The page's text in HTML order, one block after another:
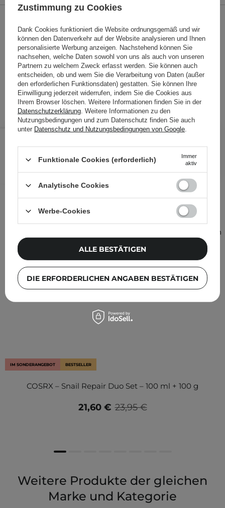
11,99 € /Stk.
IN DEN WARENKORB
Feuchtigkeitsspendende Schneckenschleim Essenz
11,99 €/100 ml, inkl. MwSt.
Produktcode: 1197
Folgende Produkte wurden von
anderen Kunden geprüft
IM SONDERANGEBOT BESTSELLER
COSRX – Snail Repair Duo Set – 100 ml + 100 g
23,95 €
21,60 €
Mehr
sehen
Weitere Produkte der gleichen
Marke und Kategorie
Zustimmung zu Cookies
Dank Cookies funktioniert die Website ordnungsgemäß und wir
können den Datenverkehr auf der Website analysieren und Ihnen
personalisierte Werbung anzeigen. Nachstehend können Sie
nachsehen, welche Daten sowohl von uns als auch von unseren
Partnern zu welchem Zweck erfasst werden. Sie können auch
entscheiden, ob und wem Sie die Verarbeitung von Daten (außer
den erforderlichen Funktionsdaten) gestatten. Sie können Ihre
Einwilligung jederzeit widerrufen, indem Sie die Cookies aus
Ihrem Browser löschen. Weitere Informationen finden Sie in der
Datenschutzerklärung . Weitere Informationen zu den
Nutzungsbedingungen und zum Datenschutz finden Sie auch
unter Datenschutz und Nutzungsbedingungen von Google
Funktionale Cookies (erforderlich)
Immer
aktiv
Analytische Cookies
Werbe-Cookies
DIE ERFORDERLICHEN ANGABEN BESTÄTIGEN
ALLE BESTÄTIGEN